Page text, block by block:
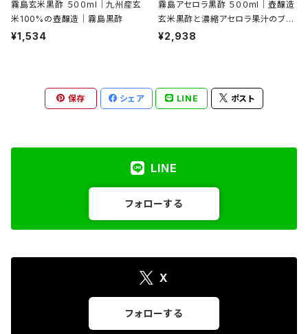
霧島玄米黒酢 ５００ml｜九州産玄
米100%の壺醸造｜霧島黒酢
¥1,534
霧島アセロラ黒酢 ５００ml｜壺醸造
玄米黒酢と濃縮アセロラ果汁のブレ
ンド｜霧島黒酢
¥2,938
保存 シェア LINE ポスト
LINE
フォローする
X
フォローする